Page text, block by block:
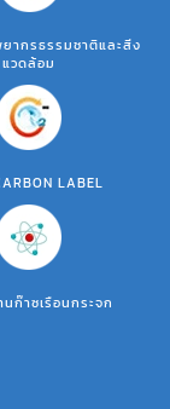
ากรธรรมชาติและสิ่ง
แวดล้อม
LABEL
ก๊าซเรือนกระจก